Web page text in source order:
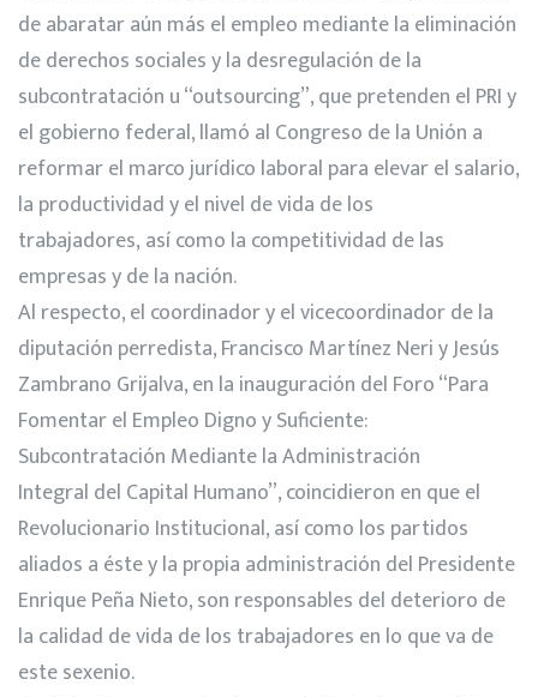
de abaratar aún más el empleo mediante la eliminación
de derechos sociales y la desregulación de la
subcontratación u “outsourcing”, que pretenden el PRI y
el gobierno federal, llamó al Congreso de la Unión a
reformar el marco jurídico laboral para elevar el salario,
la productividad y el nivel de vida de los
trabajadores, así como la competitividad de las
empresas y de la nación.
Al respecto, el coordinador y el vicecoordinador de la
diputación perredista, Francisco Martínez Neri y Jesús
Zambrano Grijalva, en la inauguración del Foro “Para
Fomentar el Empleo Digno y Suficiente:
Subcontratación Mediante la Administración
Integral del Capital Humano”, coincidieron en que el
Revolucionario Institucional, así como los partidos
aliados a éste y la propia administración del Presidente
Enrique Peña Nieto, son responsables del deterioro de
la calidad de vida de los trabajadores en lo que va de
este sexenio.